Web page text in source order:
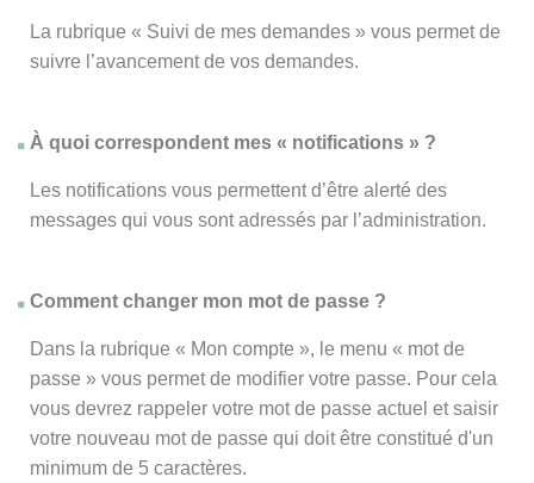
La rubrique « Suivi de mes demandes » vous permet de
suivre l’avancement de vos demandes.
À quoi correspondent mes « notifications » ?
Les notifications vous permettent d’être alerté des
messages qui vous sont adressés par l’administration.
Comment changer mon mot de passe ?
Dans la rubrique « Mon compte », le menu « mot de
passe » vous permet de modifier votre passe. Pour cela
vous devrez rappeler votre mot de passe actuel et saisir
votre nouveau mot de passe qui doit être constitué d'un
minimum de 5 caractères.